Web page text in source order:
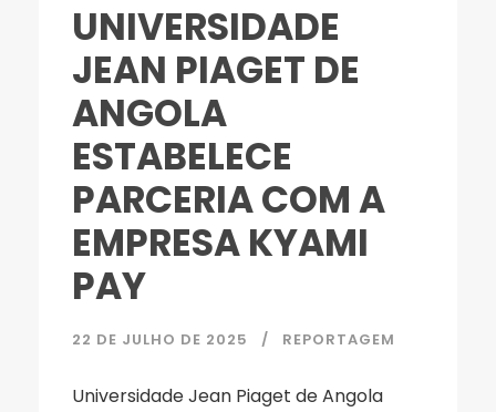
UNIVERSIDADE
JEAN PIAGET DE
ANGOLA
ESTABELECE
PARCERIA COM A
EMPRESA KYAMI
PAY
22 DE JULHO DE 2025 REPORTAGEM
Universidade Jean Piaget de Angola